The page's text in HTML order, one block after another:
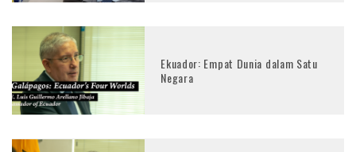
Ekuador: Empat Dunia dalam Satu
Negara